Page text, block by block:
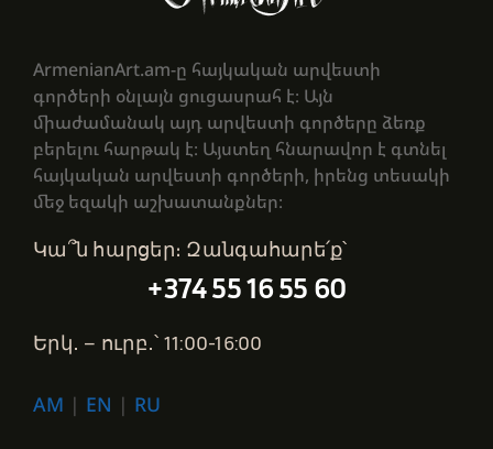
ArmenianArt.am-ը հայկական արվեստի
գործերի օնլայն ցուցասրահ է։ Այն
միաժամանակ այդ արվեստի գործերը ձեռք
բերելու հարթակ է։ Այստեղ հնարավոր է գտնել
հայկական արվեստի գործերի, իրենց տեսակի
մեջ եզակի աշխատանքներ։
Կա՞ն հարցեր։ Զանգահարե՛ք՝
+374 55 16 55 60
Երկ․ – ուրբ․՝ 11:00-16:00
AM | EN | RU